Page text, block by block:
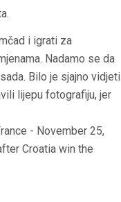
i igrati za
Nadamo se da
Bilo je sjajno vidjeti
lijepu fotografiju, jer